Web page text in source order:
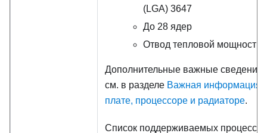
(LGA) 3647
До 28 ядер
Отвод тепловой мощности:
Дополнительные важные сведения
см. в разделе Важная информация
плате, процессоре и радиаторе.
Список поддерживаемых